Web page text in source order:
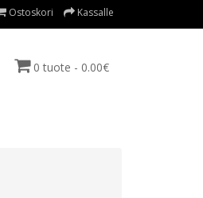
Ostoskori Kassalle
0 tuote - 0.00€